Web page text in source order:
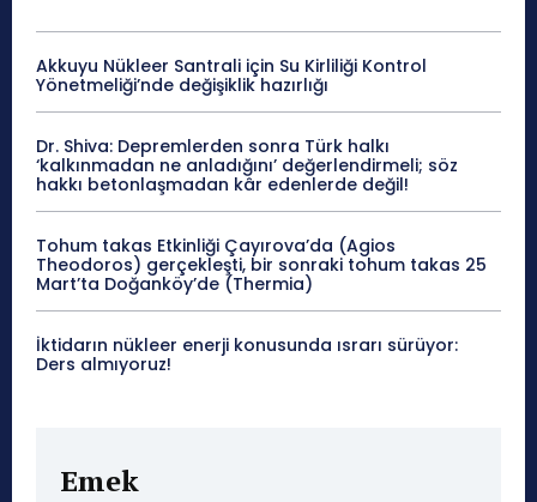
Akkuyu Nükleer Santrali için Su Kirliliği Kontrol
Yönetmeliği’nde değişiklik hazırlığı
Dr. Shiva: Depremlerden sonra Türk halkı
‘kalkınmadan ne anladığını’ değerlendirmeli; söz
hakkı betonlaşmadan kâr edenlerde değil!
Tohum takas Etkinliği Çayırova’da (Agios
Theodoros) gerçekleşti, bir sonraki tohum takas 25
Mart’ta Doğanköy’de (Thermia)
İktidarın nükleer enerji konusunda ısrarı sürüyor:
Ders almıyoruz!
Emek